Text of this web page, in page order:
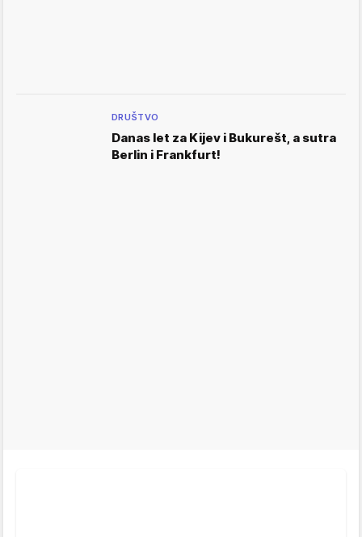
DRUŠTVO
Danas let za Kijev i Bukurešt, a sutra
Berlin i Frankfurt!